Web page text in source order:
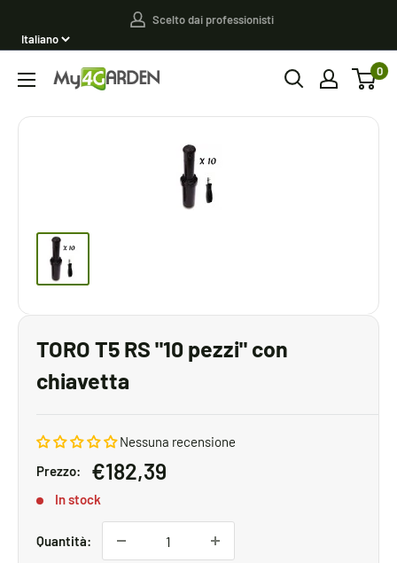
Scelto dai professionisti
My4garden 0
TORO T5 RS "10 pezzi" con
chiavetta
Nessuna recensione
Prezzo:
Prezzo
scontato
€182,39
In stock
Quantità: